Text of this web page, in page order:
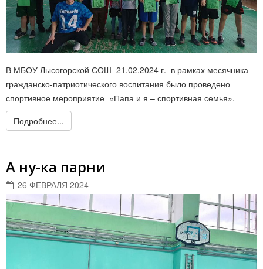
В МБОУ Лысогорской СОШ 21.02.2024 г. в рамках месячника
гражданско-патриотического воспитания было проведено
спортивное мероприятие «Папа и я – спортивная семья».
Подробнее...
А ну-ка парни
26 ФЕВРАЛЯ 2024